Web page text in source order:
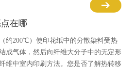
在哪
约200℃）使印花纸中的分散染料受热
成气体，然后向纤维大分子中的无定形
维中室内印刷方法。您是否了解热转移